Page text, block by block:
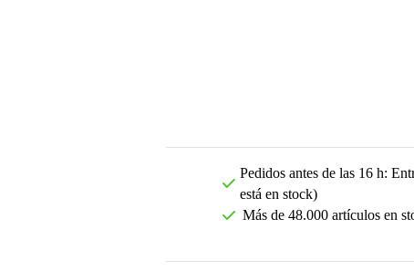
Pedidos antes de las 16 h:
está en stock)
Más de 48.000 artículos en